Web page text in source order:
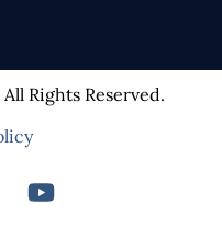
Rights Reserved.